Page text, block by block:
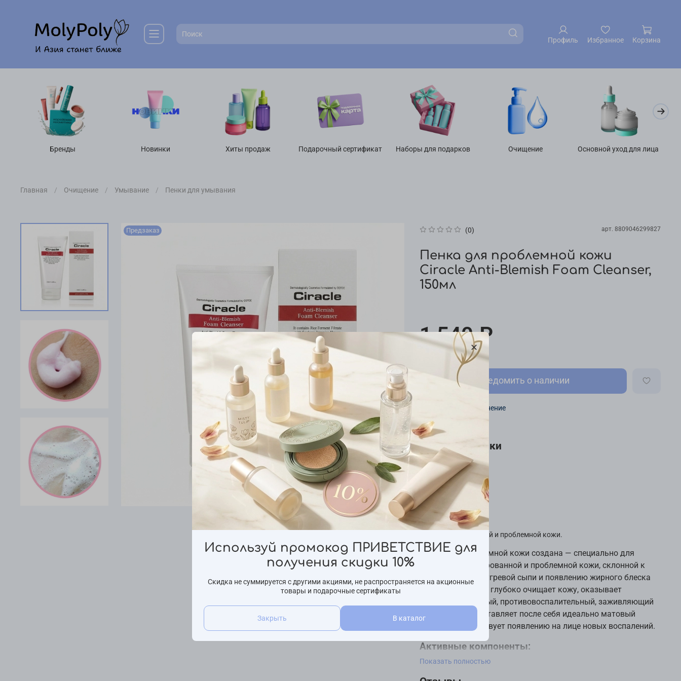
Профиль Избранное Корзина
Бренды Новинки Хиты продаж Подарочный сертификат Наборы для подарков Очищение Основной уход для лица
Главная Очищение Умывание Пенки для умывания
Предзаказ (0) арт. 8809046299827
Пенка для проблемной кожи
Ciracle Anti-Blemish Foam Cleanser,
150мл
1 540 ₽
Уведомить о наличии
Добавить в сравнение
Характеристики
Бренд
Ciracle
Страна производства
Ю.Корея
Описание
Подходит для жирной и проблемной кожи.
Пенка для проблемной кожи создана — специально для
жирной, комбинированной и проблемной кожи, склонной к
появлению акне, угревой сыпи и появлению жирного блеска
на лице. Средство глубоко очищает кожу, оказывает
антибактериальный, противовоспалительный, заживляющий
эффект. Пенка оставляет после себя идеально матовый
финиш и препятствует появлению на лице новых воспалений.
Активные компоненты:
Масло лимонной кожуры
состояние кожи, оказывает отбеливающий эффект,
Показать полностью
Используй промокод ПРИВЕТСТВИЕ для
получения скидки 10%
Скидка не суммируется с другими акциями, не распространяется на акционные
товары и подарочные сертификаты
Закрыть В каталог